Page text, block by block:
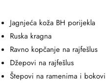
Jagnjeća koža BH porijekla
Ruska kragna
Ravno kopčanje na rajfešlus
Džepovi na rajfešlus
Štepovi na ramenima i